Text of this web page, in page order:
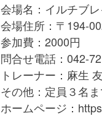
会場名：イルチブ
会場住所：〒194-
参加費：2000円
問合せ電話：042-
トレーナー：麻生
その他：定員３名
ホームページ：